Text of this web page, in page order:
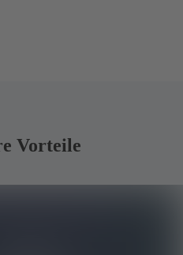
Vorteile